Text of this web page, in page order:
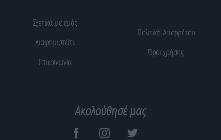
Σχετικά με εμάς
Διαφημιστείτε
Επικοινωνία
Πολιτική Απορρήτου
Όροι χρήσης
Ακολούθησέ μας